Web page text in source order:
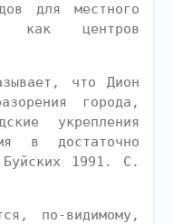
для местного
как центров
что Дион
города,
укрепления
в достаточно
1991. С.
по-видимому,